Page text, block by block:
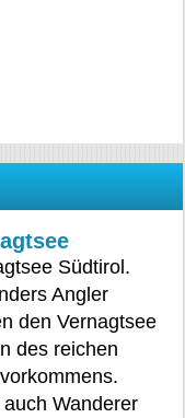
Südtirol.
Angler
den Vernagtsee
des reichen
auch Wanderer